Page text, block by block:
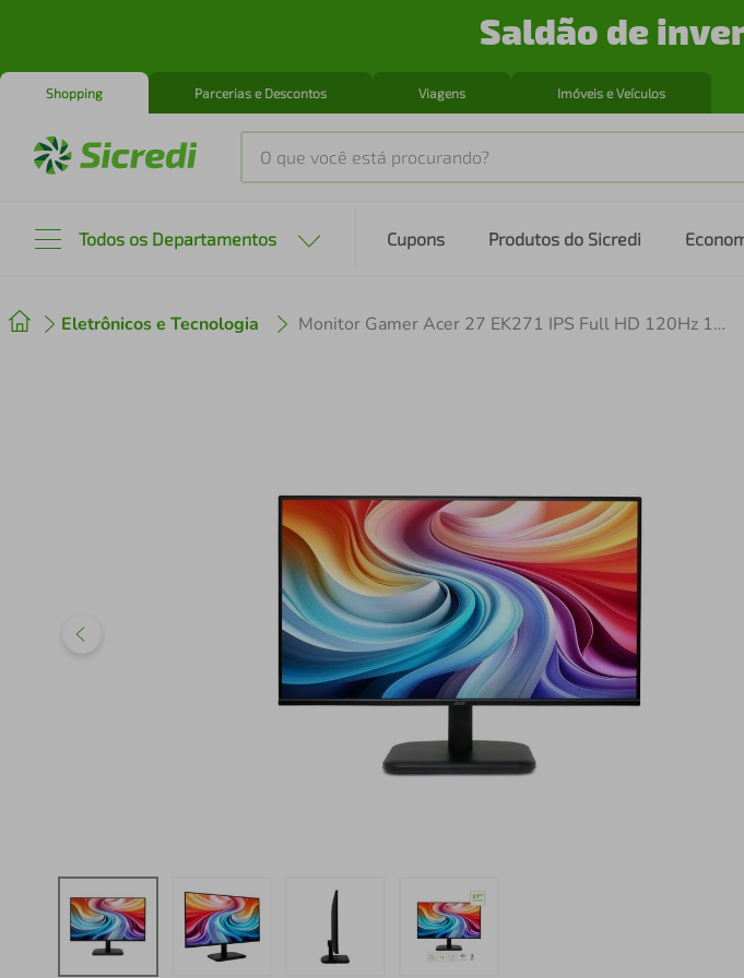
Saldão de
Shopping Parcerias e Descontos Viagens Imóveis e Veículos
O que você está procurando?
Todos os Departamentos Cupons Produtos do Sicredi
Eletrônicos e Tecnologia Monitor Gamer Acer 27 EK271 IPS Full HD 120Hz 1ms HDMI VESA
2º cafeteira
iphone